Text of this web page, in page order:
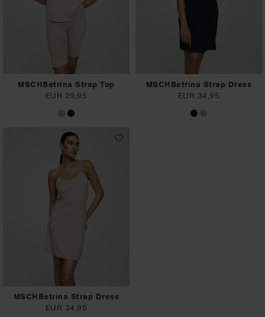
MSCHBetrina Strap Top
EUR 29,95
MSCHBetrina Strap Dress
EUR 34,95
MSCHBetrina Strap Dress
EUR 34,95